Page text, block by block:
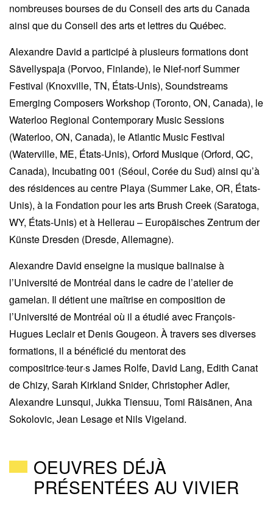
nombreuses bourses de du Conseil des arts du Canada
ainsi que du Conseil des arts et lettres du Québec.
Alexandre David a participé à plusieurs formations dont
Sävellyspaja (Porvoo, Finlande), le Nief-norf Summer
Festival (Knoxville, TN, États-Unis), Soundstreams
Emerging Composers Workshop (Toronto, ON, Canada), le
Waterloo Regional Contemporary Music Sessions
(Waterloo, ON, Canada), le Atlantic Music Festival
(Waterville, ME, États-Unis), Orford Musique (Orford, QC,
Canada), Incubating 001 (Séoul, Corée du Sud) ainsi qu’à
des résidences au centre Playa (Summer Lake, OR, États-
Unis), à la Fondation pour les arts Brush Creek (Saratoga,
WY, États-Unis) et à Hellerau – Europäisches Zentrum der
Künste Dresden (Dresde, Allemagne).
Alexandre David enseigne la musique balinaise à
l’Université de Montréal dans le cadre de l’atelier de
gamelan. Il détient une maîtrise en composition de
l’Université de Montréal où il a étudié avec François-
Hugues Leclair et Denis Gougeon. À travers ses diverses
formations, il a bénéficié du mentorat des
compositrice·teur·s James Rolfe, David Lang, Edith Canat
de Chizy, Sarah Kirkland Snider, Christopher Adler,
Alexandre Lunsqui, Jukka Tiensuu, Tomi Räisänen, Ana
Sokolovic, Jean Lesage et Nils Vigeland.
OEUVRES DÉJÀ
PRÉSENTÉES AU VIVIER